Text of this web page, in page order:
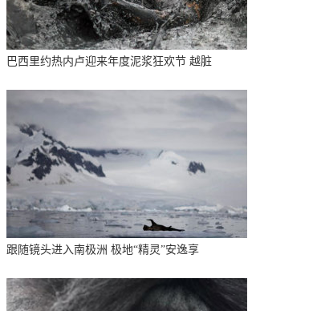
巴西里约热内卢迎来年度泥浆狂欢节 越脏
跟随镜头进入南极洲 极地“精灵”安逸享